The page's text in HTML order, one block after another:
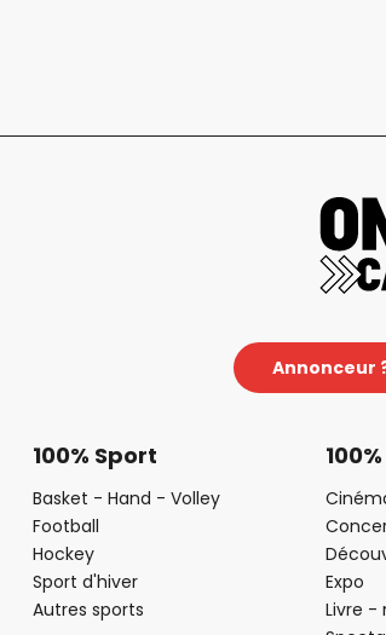
Annonceur
100% Sport
Basket - Hand - Volley
Football
Hockey
Sport d'hiver
Autres sports
Expo
Livre -